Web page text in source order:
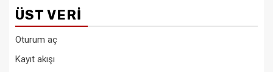
ÜST VERI
Oturum aç
Kayıt akışı